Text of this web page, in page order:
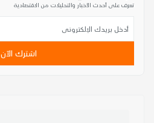
تعرف على أحدث الأخبار والتحليلات من الاقتصادية
اشترك الآن